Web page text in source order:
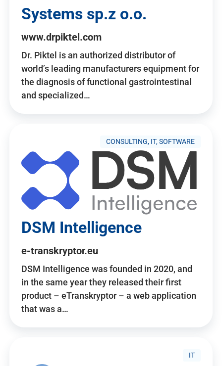
Systems sp.z o.o.
www.drpiktel.com
Dr. Piktel is an authorized distributor of
world’s leading manufacturers equipment for
the diagnosis of functional gastrointestinal
and specialized…
CONSULTING, IT, SOFTWARE
DSM Intelligence
e-transkryptor.eu
DSM Intelligence was founded in 2020, and
in the same year they released their first
product – eTranskryptor – a web application
that was a…
IT